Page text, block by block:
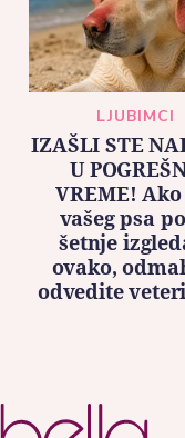
LJUBIMCI
IZAŠLI STE
U
VREME!
vašeg psa
šetnje
ovako,
odvedite